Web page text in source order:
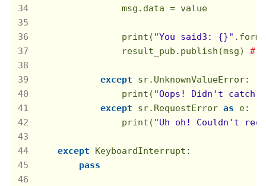
                msg.data = value
                print(
"You said3: {}"
                result_pub.publish(msg)
#
except sr.UnknownValueError:
                print(
"Oops! Didn't catch
except sr.RequestError as e:
                print(
"Uh oh! Couldn't
except KeyboardInterrupt:
pass